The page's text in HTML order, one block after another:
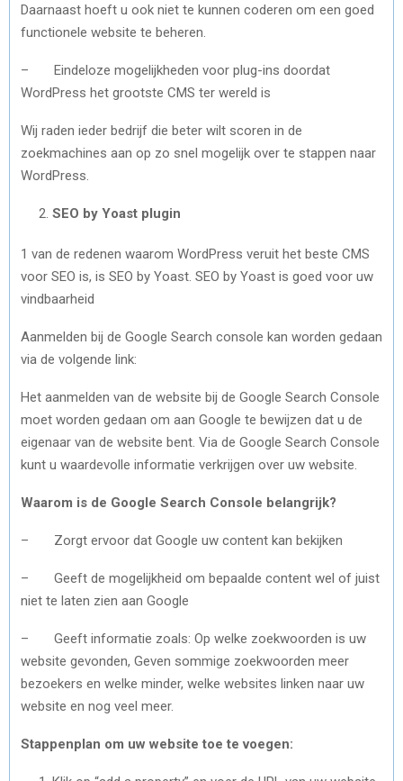
Daarnaast hoeft u ook niet te kunnen coderen om een goed
functionele website te beheren.
– Eindeloze mogelijkheden voor plug-ins doordat
WordPress het grootste CMS ter wereld is
Wij raden ieder bedrijf die beter wilt scoren in de
zoekmachines aan op zo snel mogelijk over te stappen naar
WordPress.
SEO by Yoast plugin
1 van de redenen waarom WordPress veruit het beste CMS
voor SEO is, is SEO by Yoast. SEO by Yoast is goed voor uw
vindbaarheid
Aanmelden bij de Google Search console kan worden gedaan
via de volgende link:
Het aanmelden van de website bij de Google Search Console
moet worden gedaan om aan Google te bewijzen dat u de
eigenaar van de website bent. Via de Google Search Console
kunt u waardevolle informatie verkrijgen over uw website.
Waarom is de Google Search Console belangrijk?
– Zorgt ervoor dat Google uw content kan bekijken
– Geeft de mogelijkheid om bepaalde content wel of juist
niet te laten zien aan Google
– Geeft informatie zoals: Op welke zoekwoorden is uw
website gevonden, Geven sommige zoekwoorden meer
bezoekers en welke minder, welke websites linken naar uw
website en nog veel meer.
Stappenplan om uw website toe te voegen: